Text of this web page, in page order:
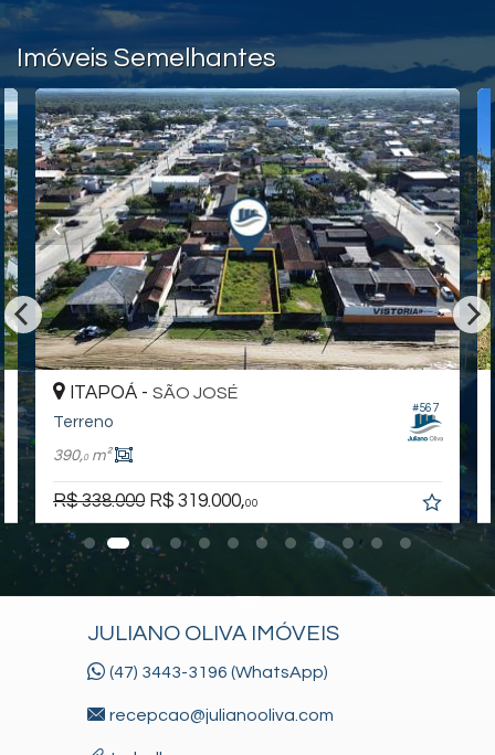
Imóveis Semelhantes
#567
ITAPOÁ - SÃO JOSÉ
Terreno
390,0m²
R$ 338.000 R$ 319.000,00
JULIANO OLIVA IMÓVEIS
(47) 3443-3196 (WhatsApp)
recepcao@julianooliva.com